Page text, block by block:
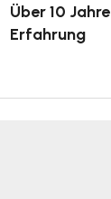
Über 10 Jahre
Erfahrung